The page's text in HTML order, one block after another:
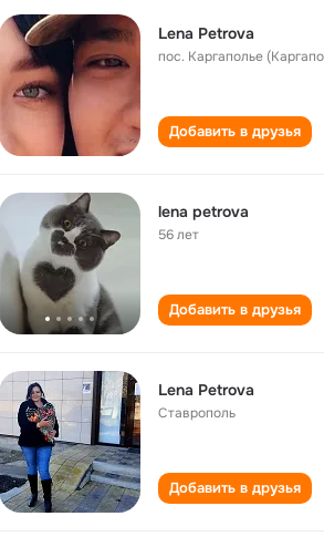
Lena Petrova
пос. Каргаполье
Добавить в друзья
lena petrova
56 лет
Добавить в друзья
Lena Petrova
Ставрополь
Добавить в друзья